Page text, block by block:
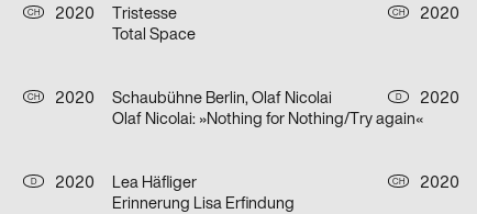
CH
2020
Tristesse CH
2020
Total Space
CH
2020
Schaubühne Berlin, Olaf Nicolai D
2020
Olaf Nicolai: »Nothing for Nothing/Try again«
D
2020
Lea Häfliger CH
2020
Erinnerung Lisa Erfindung